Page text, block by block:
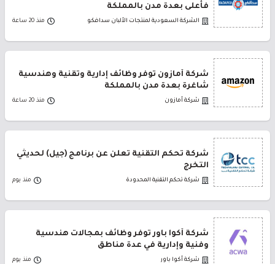
فأعلى بعدة مدن بالمملكة
الشركة السعودية لمنتجات الألبان سدافكو منذ 20 ساعة
شركة أمازون توفر وظائف إدارية وتقنية وهندسية
شاغرة بعدة مدن بالمملكة
شركة أمازون منذ 20 ساعة
شركة تحكم التقنية تعلن عن برنامج (جيل) لحديثي
التخرج
شركة تحكم التقنية المحدودة منذ يوم
شركة أكوا باور توفر وظائف بمجالات هندسية
وفنية وإدارية في عدة مناطق
شركة أكوا باور منذ يوم